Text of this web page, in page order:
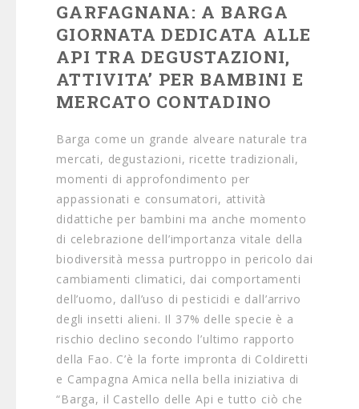
GARFAGNANA: A BARGA
GIORNATA DEDICATA ALLE
API TRA DEGUSTAZIONI,
ATTIVITA’ PER BAMBINI E
MERCATO CONTADINO
Barga come un grande alveare naturale tra
mercati, degustazioni, ricette tradizionali,
momenti di approfondimento per
appassionati e consumatori, attività
didattiche per bambini ma anche momento
di celebrazione dell’importanza vitale della
biodiversità messa purtroppo in pericolo dai
cambiamenti climatici, dai comportamenti
dell’uomo, dall’uso di pesticidi e dall’arrivo
degli insetti alieni. Il 37% delle specie è a
rischio declino secondo l’ultimo rapporto
della Fao. C’è la forte impronta di Coldiretti
e Campagna Amica nella bella iniziativa di
“Barga, il Castello delle Api e tutto ciò che